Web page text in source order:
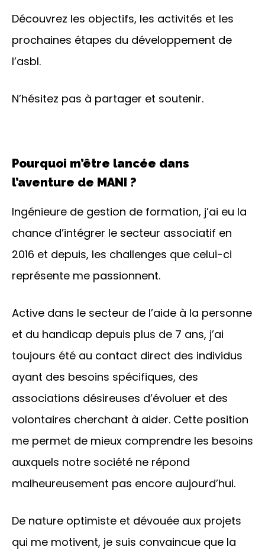
Découvrez les objectifs, les activités et les
prochaines étapes du développement de
l’asbl.
N’hésitez pas à partager et soutenir.
Pourquoi m’être lancée dans
l’aventure de MANI ?
Ingénieure de gestion de formation, j’ai eu la
chance d’intégrer le secteur associatif en
2016 et depuis, les challenges que celui-ci
représente me passionnent.
Active dans le secteur de l’aide à la personne
et du handicap depuis plus de 7 ans, j’ai
toujours été au contact direct des individus
ayant des besoins spécifiques, des
associations désireuses d’évoluer et des
volontaires cherchant à aider. Cette position
me permet de mieux comprendre les besoins
auxquels notre société ne répond
malheureusement pas encore aujourd’hui.
De nature optimiste et dévouée aux projets
qui me motivent, je suis convaincue que la